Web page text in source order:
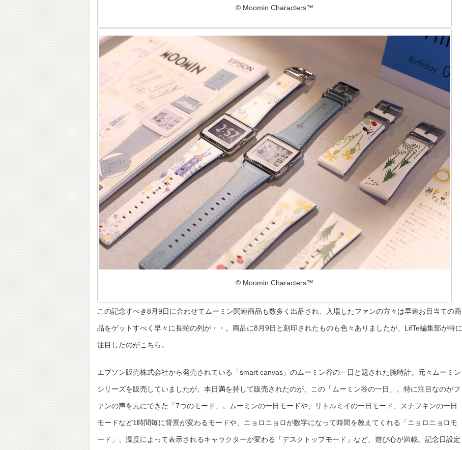
© Moomin Characters™
© Moomin Characters™
この記念すべき8月9日に合わせてムーミン関連商品も数多く出品され、入場したファンの方々は早速お目当ての商
品をゲットすべく早々に長蛇の列が・・。商品に8月9日と刻印されたものも色々ありましたが、LifTe編集部が特に
注目したのがこちら。
エプソン販売株式会社から発売されている「smart canvas」のムーミン谷の一日と題された腕時計。元々ムーミン
シリーズを販売していましたが、本日満を持して販売されたのが、この「ムーミン谷の一日」。特に注目なのがフ
ァンの声を元にできた「7つのモード」。ムーミンの一日モードや、リトルミイの一日モード、スナフキンの一日
モードなど1時間毎に背景が変わるモードや、ニョロニョロが数字になって時間を教えてくれる「ニョロニョロモ
ード」、温度によって表示されるキャラクターが変わる「デスクトップモード」など、遊び心が満載。記念日設定